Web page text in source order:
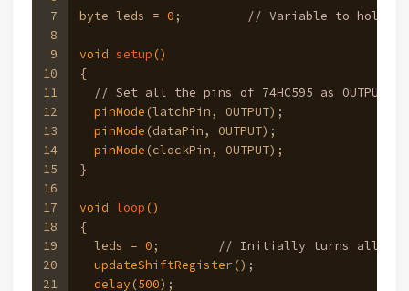
7
8
9
10
11
12
13
14
15
16
17
18
19
20
21
byte leds = 0 ; // Variable to hold
void setup ()
{
// Set all the pins of 74HC595 as OUTPUT
pinMode (latchPin, OUTPUT);
pinMode (dataPin, OUTPUT);
pinMode (clockPin, OUTPUT);
}
void loop ()
{
  leds =
0 ;
// Initially turns all the
updateShiftRegister ();
delay (500);